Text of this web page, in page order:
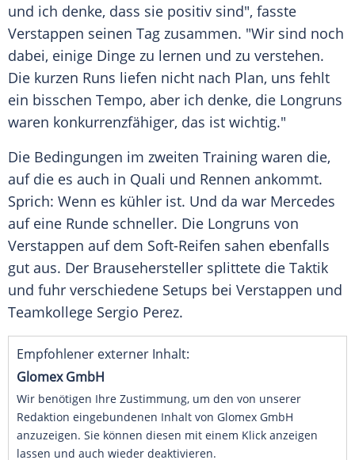
und ich denke, dass sie positiv sind", fasste
Verstappen seinen Tag zusammen. "Wir sind noch
dabei, einige Dinge zu lernen und zu verstehen.
Die kurzen Runs liefen nicht nach Plan, uns fehlt
ein bisschen Tempo, aber ich denke, die Longruns
waren konkurrenzfähiger, das ist wichtig."
Die Bedingungen im zweiten Training waren die,
auf die es auch in Quali und Rennen ankommt.
Sprich: Wenn es kühler ist. Und da war Mercedes
auf eine Runde schneller. Die Longruns von
Verstappen auf dem Soft-Reifen sahen ebenfalls
gut aus. Der Brausehersteller splittete die Taktik
und fuhr verschiedene Setups bei Verstappen und
Teamkollege Sergio Perez.
Empfohlener externer Inhalt:
Glomex GmbH
Wir benötigen Ihre Zustimmung, um den von unserer
Redaktion eingebundenen Inhalt von Glomex GmbH
anzuzeigen. Sie können diesen mit einem Klick anzeigen
lassen und auch wieder deaktivieren.